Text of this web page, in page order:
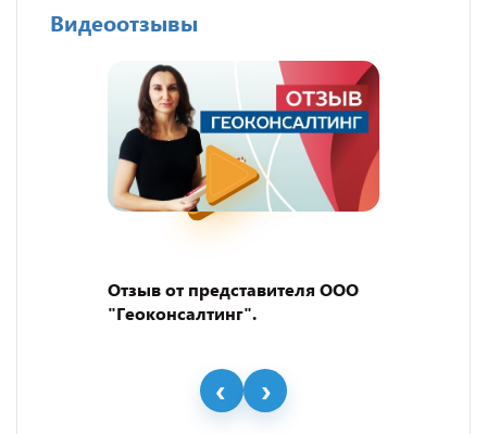
Видеоотзывы
Отзыв от представителя ООО
"Геоконсалтинг".